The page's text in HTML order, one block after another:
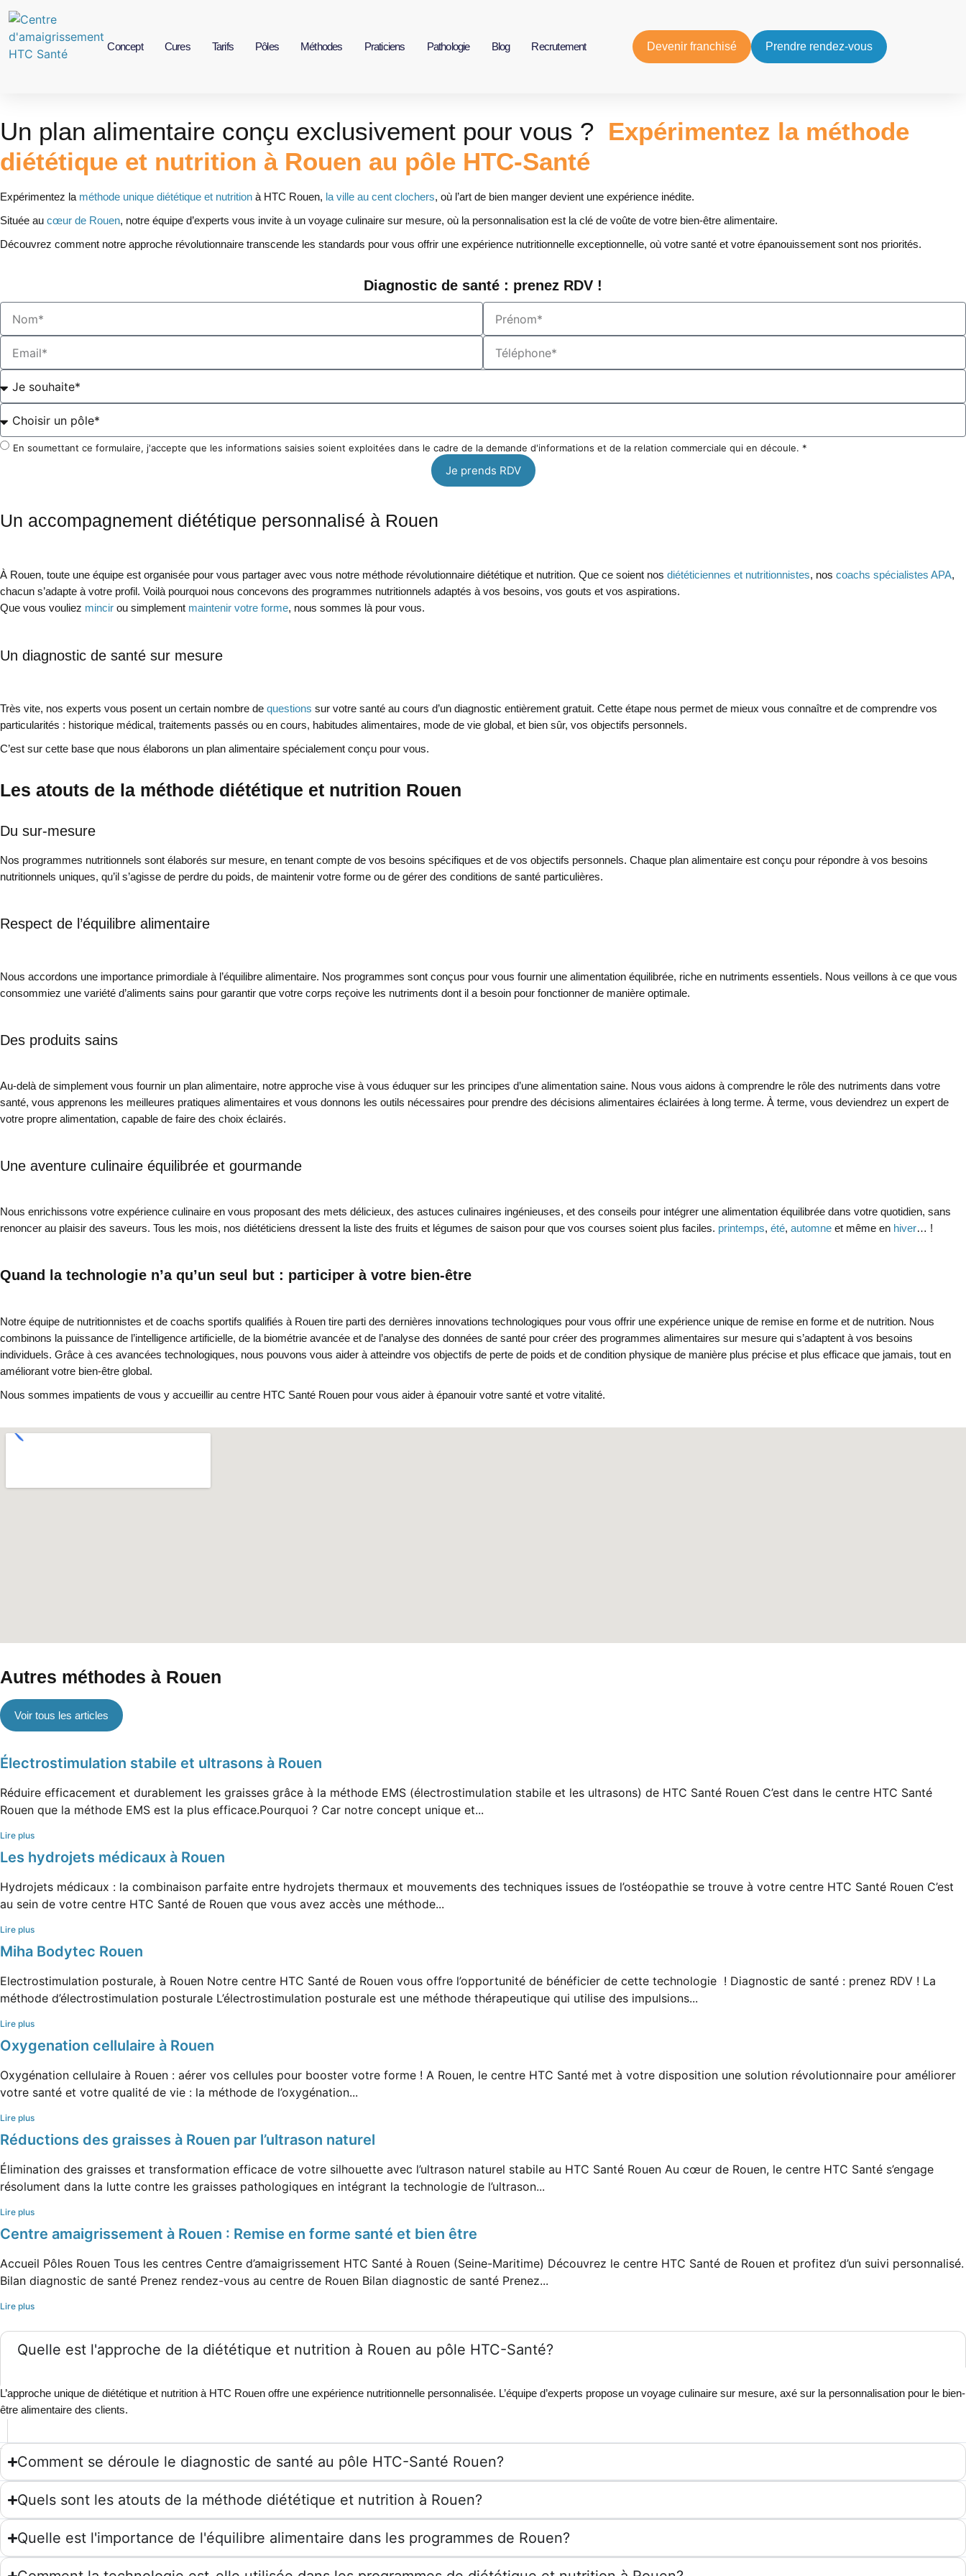
Concept Cures Tarifs Pôles Méthodes Praticiens Pathologie Blog Recrutement Devenir franchisé Prendre rendez-vous
Un plan alimentaire conçu exclusivement pour vous ? Expérimentez la méthode
diététique et nutrition à Rouen au pôle HTC-Santé
Expérimentez la méthode unique diététique et nutrition à HTC Rouen, la ville au cent clochers, où l’art de bien manger devient une expérience inédite.
Située au cœur de Rouen, notre équipe d’experts vous invite à un voyage culinaire sur mesure, où la personnalisation est la clé de voûte de votre bien-être alimentaire.
Découvrez comment notre approche révolutionnaire transcende les standards pour vous offrir une expérience nutritionnelle exceptionnelle, où votre santé et votre épanouissement sont nos priorités.
Diagnostic de santé : prenez RDV !
En soumettant ce formulaire, j'accepte que les informations saisies soient exploitées dans le cadre de la demande d'informations et de la relation commerciale qui en découle. *
Je prends RDV
Un accompagnement diététique personnalisé à Rouen
À Rouen, toute une équipe est organisée pour vous partager avec vous notre méthode révolutionnaire diététique et nutrition. Que ce soient nos diététiciennes et nutritionnistes, nos coachs spécialistes APA,
chacun s’adapte à votre profil. Voilà pourquoi nous concevons des programmes nutritionnels adaptés à vos besoins, vos gouts et vos aspirations.
Que vous vouliez mincir ou simplement maintenir votre forme, nous sommes là pour vous.
Un diagnostic de santé sur mesure
Très vite, nos experts vous posent un certain nombre de questions sur votre santé au cours d’un diagnostic entièrement gratuit. Cette étape nous permet de mieux vous connaître et de comprendre vos
particularités : historique médical, traitements passés ou en cours, habitudes alimentaires, mode de vie global, et bien sûr, vos objectifs personnels.
C’est sur cette base que nous élaborons un plan alimentaire spécialement conçu pour vous.
Les atouts de la méthode diététique et nutrition Rouen
Du sur-mesure
Nos programmes nutritionnels sont élaborés sur mesure, en tenant compte de vos besoins spécifiques et de vos objectifs personnels. Chaque plan alimentaire est conçu pour répondre à vos besoins
nutritionnels uniques, qu’il s’agisse de perdre du poids, de maintenir votre forme ou de gérer des conditions de santé particulières.
Respect de l’équilibre alimentaire
Nous accordons une importance primordiale à l’équilibre alimentaire. Nos programmes sont conçus pour vous fournir une alimentation équilibrée, riche en nutriments essentiels. Nous veillons à ce que vous
consommiez une variété d’aliments sains pour garantir que votre corps reçoive les nutriments dont il a besoin pour fonctionner de manière optimale.
Des produits sains
Au-delà de simplement vous fournir un plan alimentaire, notre approche vise à vous éduquer sur les principes d’une alimentation saine. Nous vous aidons à comprendre le rôle des nutriments dans votre
santé, vous apprenons les meilleures pratiques alimentaires et vous donnons les outils nécessaires pour prendre des décisions alimentaires éclairées à long terme. À terme, vous deviendrez un expert de
votre propre alimentation, capable de faire des choix éclairés.
Une aventure culinaire équilibrée et gourmande
Nous enrichissons votre expérience culinaire en vous proposant des mets délicieux, des astuces culinaires ingénieuses, et des conseils pour intégrer une alimentation équilibrée dans votre quotidien, sans
renoncer au plaisir des saveurs. Tous les mois, nos diététiciens dressent la liste des fruits et légumes de saison pour que vos courses soient plus faciles. printemps, été, automne et même en hiver… !
Quand la technologie n’a qu’un seul but : participer à votre bien-être
Notre équipe de nutritionnistes et de coachs sportifs qualifiés à Rouen tire parti des dernières innovations technologiques pour vous offrir une expérience unique de remise en forme et de nutrition. Nous
combinons la puissance de l’intelligence artificielle, de la biométrie avancée et de l’analyse des données de santé pour créer des programmes alimentaires sur mesure qui s’adaptent à vos besoins
individuels. Grâce à ces avancées technologiques, nous pouvons vous aider à atteindre vos objectifs de perte de poids et de condition physique de manière plus précise et plus efficace que jamais, tout en
améliorant votre bien-être global.
Nous sommes impatients de vous y accueillir au centre HTC Santé Rouen pour vous aider à épanouir votre santé et votre vitalité.
Autres méthodes à Rouen
Voir tous les articles
Électrostimulation stabile et ultrasons à Rouen
Réduire efficacement et durablement les graisses grâce à la méthode EMS (électrostimulation stabile et les ultrasons) de HTC Santé Rouen C’est dans le centre HTC Santé
Rouen que la méthode EMS est la plus efficace.Pourquoi ? Car notre concept unique et...
Lire plus
Les hydrojets médicaux à Rouen
Hydrojets médicaux : la combinaison parfaite entre hydrojets thermaux et mouvements des techniques issues de l’ostéopathie se trouve à votre centre HTC Santé Rouen C’est
au sein de votre centre HTC Santé de Rouen que vous avez accès une méthode...
Lire plus
Miha Bodytec Rouen
Electrostimulation posturale, à Rouen Notre centre HTC Santé de Rouen vous offre l’opportunité de bénéficier de cette technologie ! Diagnostic de santé : prenez RDV ! La
méthode d’électrostimulation posturale L’électrostimulation posturale est une méthode thérapeutique qui utilise des impulsions...
Lire plus
Oxygenation cellulaire à Rouen
Oxygénation cellulaire à Rouen : aérer vos cellules pour booster votre forme ! A Rouen, le centre HTC Santé met à votre disposition une solution révolutionnaire pour améliorer
votre santé et votre qualité de vie : la méthode de l’oxygénation...
Lire plus
Réductions des graisses à Rouen par l’ultrason naturel
Élimination des graisses et transformation efficace de votre silhouette avec l’ultrason naturel stabile au HTC Santé Rouen Au cœur de Rouen, le centre HTC Santé s’engage
résolument dans la lutte contre les graisses pathologiques en intégrant la technologie de l’ultrason...
Lire plus
Centre amaigrissement à Rouen : Remise en forme santé et bien être
Accueil Pôles Rouen Tous les centres Centre d’amaigrissement HTC Santé à Rouen (Seine-Maritime) Découvrez le centre HTC Santé de Rouen et profitez d’un suivi personnalisé.
Bilan diagnostic de santé Prenez rendez-vous au centre de Rouen Bilan diagnostic de santé Prenez...
Lire plus
Quelle est l'approche de la diététique et nutrition à Rouen au pôle HTC-Santé?
L’approche unique de diététique et nutrition à HTC Rouen offre une expérience nutritionnelle personnalisée. L’équipe d’experts propose un voyage culinaire sur mesure, axé sur la personnalisation pour le bien-
être alimentaire des clients.
Comment se déroule le diagnostic de santé au pôle HTC-Santé Rouen?
Quels sont les atouts de la méthode diététique et nutrition à Rouen?
Quelle est l'importance de l'équilibre alimentaire dans les programmes de Rouen?